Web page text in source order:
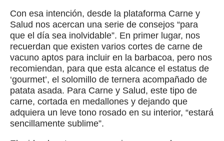
Con esa intención, desde la plataforma Carne y
Salud nos acercan una serie de consejos “para
que el día sea inolvidable”. En primer lugar, nos
recuerdan que existen varios cortes de carne de
vacuno aptos para incluir en la barbacoa, pero nos
recomiendan, para que esta alcance el estatus de
‘gourmet’, el solomillo de ternera acompañado de
patata asada. Para Carne y Salud, este tipo de
carne, cortada en medallones y dejando que
adquiera un leve tono rosado en su interior, “estará
sencillamente sublime”.